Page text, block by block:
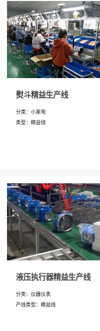
登录
微信登录
反馈(投诉)内容
熨斗精益生产线
分类：小家电
类型：精益线
液压执行器精益生产线
分类：仪器仪表
产线类型：精益线